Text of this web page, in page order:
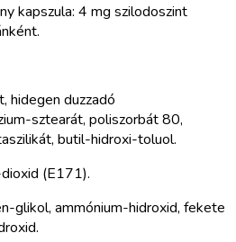
kapszula: 4 mg szilodoszint
hidegen duzzadó
sztearát, poliszorbát 80,
butil-hidroxi-toluol.
(E171).
glikol, ammónium-hidroxid, fekete